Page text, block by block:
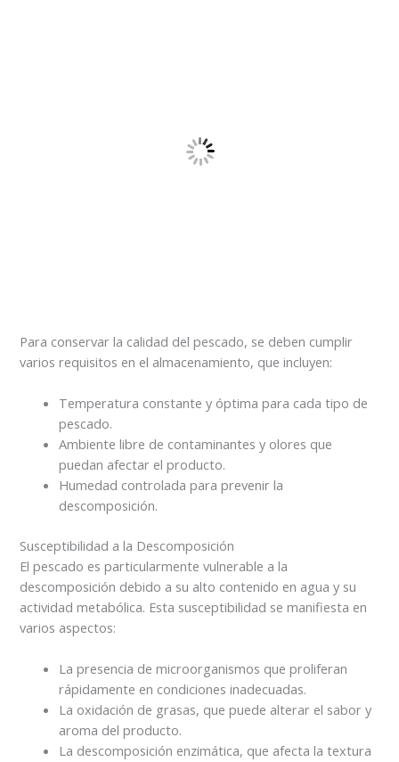
Para conservar la calidad del pescado, se deben cumplir
varios requisitos en el almacenamiento, que incluyen:
Temperatura constante y óptima para cada tipo de
pescado.
Ambiente libre de contaminantes y olores que
puedan afectar el producto.
Humedad controlada para prevenir la
descomposición.
Susceptibilidad a la Descomposición
El pescado es particularmente vulnerable a la
descomposición debido a su alto contenido en agua y su
actividad metabólica. Esta susceptibilidad se manifiesta en
varios aspectos:
La presencia de microorganismos que proliferan
rápidamente en condiciones inadecuadas.
La oxidación de grasas, que puede alterar el sabor y
aroma del producto.
La descomposición enzimática, que afecta la textura